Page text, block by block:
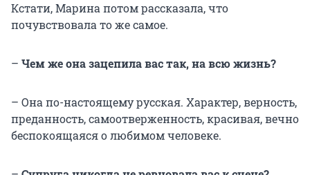
Кстати, Марина потом рассказала, что
почувствовала то же самое.
– Чем же она зацепила вас так, на всю жизнь?
– Она по-настоящему русская. Характер, верность,
преданность, самоотверженность, красивая, вечно
беспокоящаяся о любимом человеке.